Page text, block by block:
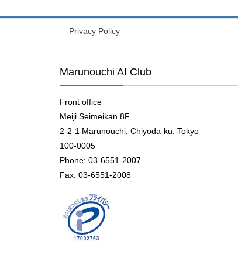
Privacy Policy
Marunouchi AI Club
Front office
Meiji Seimeikan 8F
2-2-1 Marunouchi, Chiyoda-ku, Tokyo
100-0005
Phone: 03-6551-2007
Fax: 03-6551-2008